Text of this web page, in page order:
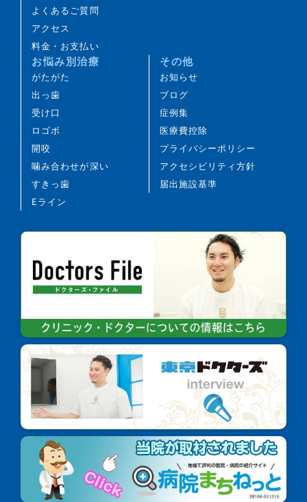
ごくまれに、歯が骨と癒着していて動かないことが
あります。
ごくまれに、歯の移動に伴って歯の神経に影響が及
び、失活することがあります。
治療途中に金属等のアレルギー症状が出ることがあ
ります。
治療中に、顎関節で音がする、あごが痛む、口が開
けにくいなどの顎関節症状が生じることがありま
す。
治療経過や歯の反応などにより、当初予定していた
治療計画を変更する可能性があります。
歯の形の修正や、咬み合わせの微調整を行う可能性
矯正装置を誤飲する可能性があります。
装置を外す際に、エナメル質に微小な亀裂が入る可
能性や、かぶせ物（補綴物）の一部が破損する可能
性があります。
装置を外した後、保定装置を指示どおり使用しない
場合、後戻りが生じる可能性が高くなります。
装置を外した後、現在の咬み合わせに合わせて、か
ぶせ物（補綴物）や虫歯治療後の修復物などをやり
直す可能性があります。
あごの成長発育により、咬み合わせや歯並びが変化
する可能性があります。
治療後に親知らずが生えることで歯並びに凹凸が生
じる可能性があります。また、加齢や歯周病などに
より歯を支えている骨がやせることで、咬み合わせ
や歯並びが変化することがあります。その場合、再
よくあるご質問
アクセス
料金・お支払い
お悩み別治療
がたがた
出っ歯
受け口
ロゴボ
開咬
噛み合わせが深い
すきっ歯
Eライン
その他
お知らせ
ブログ
症例集
医療費控除
プライバシーポリシー
アクセシビリティ方針
届出施設基準